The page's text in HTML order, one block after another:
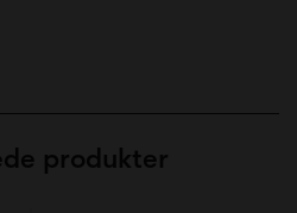
produkter